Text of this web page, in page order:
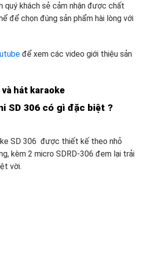
quý khách sẻ cảm nhận được chất
để chọn đúng sản phẩm hài lòng với
để xem các video giới thiệu sản
hát karaoke
SD 306 có gì đặc biệt ?
SD 306 được thiết kế theo nhỏ
kèm 2 micro SDRD-306 đem lại trải
vời.